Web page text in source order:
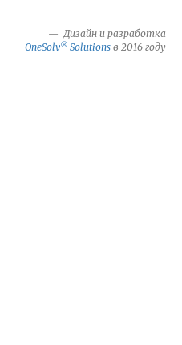
Дизайн и разработка
OneSolv® Solutions в 2016 году